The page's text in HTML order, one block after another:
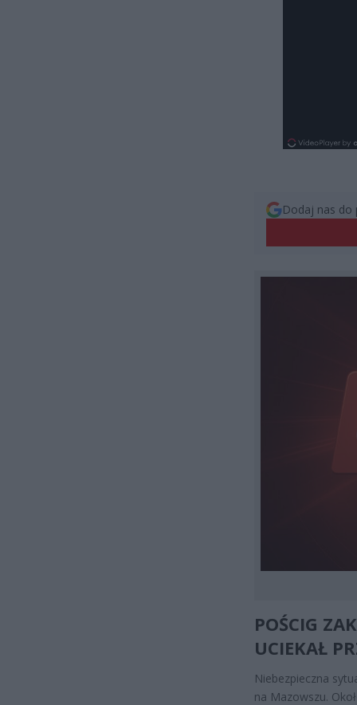
Dodaj nas do
POŚCIG
UCIEKAŁ
Niebezpieczna
na Mazowszu.